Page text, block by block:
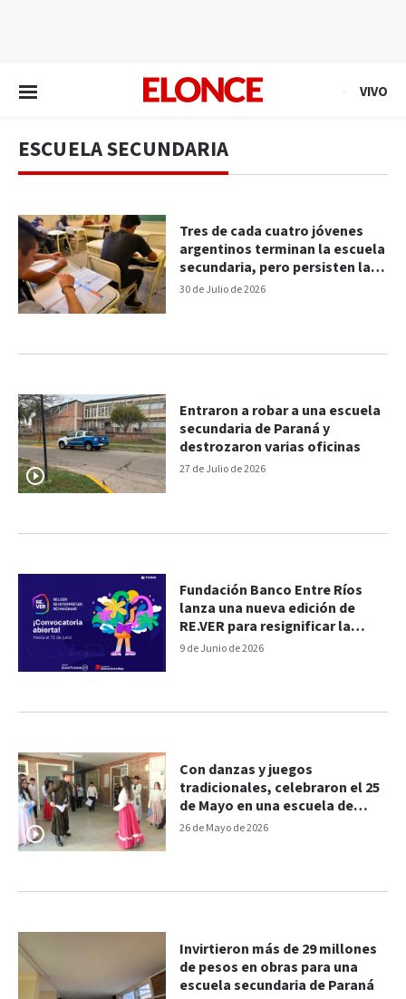
VIVO
ESCUELA SECUNDARIA
30 de Julio de 2026
Tres de cada cuatro jóvenes
argentinos terminan la escuela
secundaria, pero persisten las
desigualdades
27 de Julio de 2026
Entraron a robar a una escuela
secundaria de Paraná y
destrozaron varias oficinas
9 de Junio de 2026
Fundación Banco Entre Ríos
lanza una nueva edición de
RE.VER para resignificar la
lectura en escuelas
26 de Mayo de 2026
Con danzas y juegos
tradicionales, celebraron el 25
de Mayo en una escuela de
Paraná
Invirtieron más de 29 millones
de pesos en obras para una
escuela secundaria de Paraná